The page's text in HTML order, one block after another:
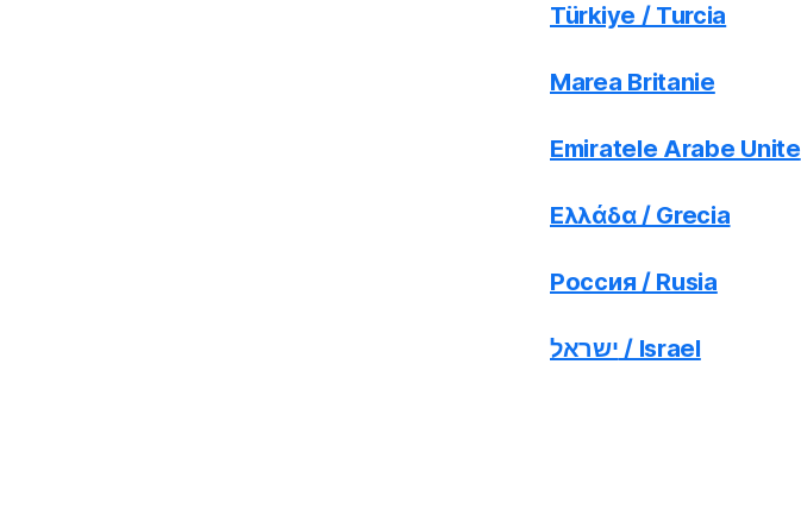
Türkiye / Turcia
Marea Britanie
Emiratele Arabe Unite
Ελλάδα / Grecia
Россия / Rusia
ישראל / Israel